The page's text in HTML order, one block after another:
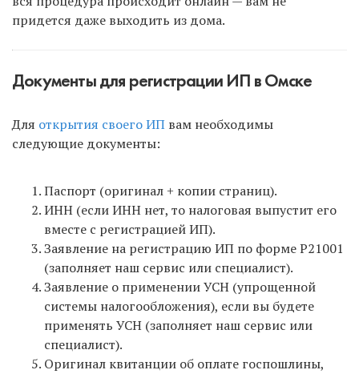
придется даже выходить из дома.
Документы для регистрации ИП в Омске
Для открытия своего ИП вам необходимы
следующие документы:
Паспорт (оригинал + копии страниц).
ИНН (если ИНН нет, то налоговая выпустит его
вместе с регистрацией ИП).
Заявление на регистрацию ИП по форме Р21001
(заполняет наш сервис или специалист).
Заявление о применении УСН (упрощенной
системы налогообложения), если вы будете
применять УСН (заполняет наш сервис или
специалист).
Оригинал квитанции об оплате госпошлины,